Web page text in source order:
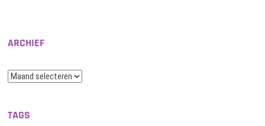
ARCHIEF
Archief
TAGS